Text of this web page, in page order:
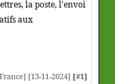
la poste, l'envoi
aux
[13-11-2024] [#1]